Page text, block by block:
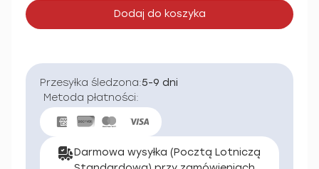
Dodaj do koszyka
Przesyłka śledzona:5-9 dni
Metoda płatności:
Darmowa wysyłka (Pocztą Lotniczą